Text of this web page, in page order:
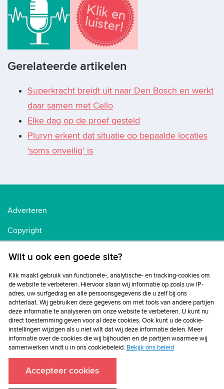
Gerelateerde artikelen
Superkracht breidt uit naar Den Bosch en werkt
daar samen met Cello
Elke dag op de proef gesteld
Pluryn erkent dat situatie op bepaalde locaties
‘soms onveilig’ is
Adverteren
Copyright
Privacybeleid
Disclaimer
Wilt u ook een goede site?
Klik maakt gebruik van functionele-, analytische- en tracking-cookies om
de website te verbeteren. Hiervoor slaan wij informatie op zoals uw IP-
adres, uw surfgedrag en alle persoonsgegevens die u zelf bij ons
achterlaat. Wij gebruiken deze gegevens om met tools van andere partijen
deze informatie te analyseren om onze website te verbeteren. U kunt nu
direct toestemming geven voor al deze cookies. Ook kunt u de cookie-
instellingen wijzigen als u niet wilt dat wij deze informatie delen. Meer
informatie over de cookies die wij bijhouden en de partijen waarmee wij
samenwerken vindt u in ons cookiebeleid. Bekijk ons beleid
Accepteer cookies